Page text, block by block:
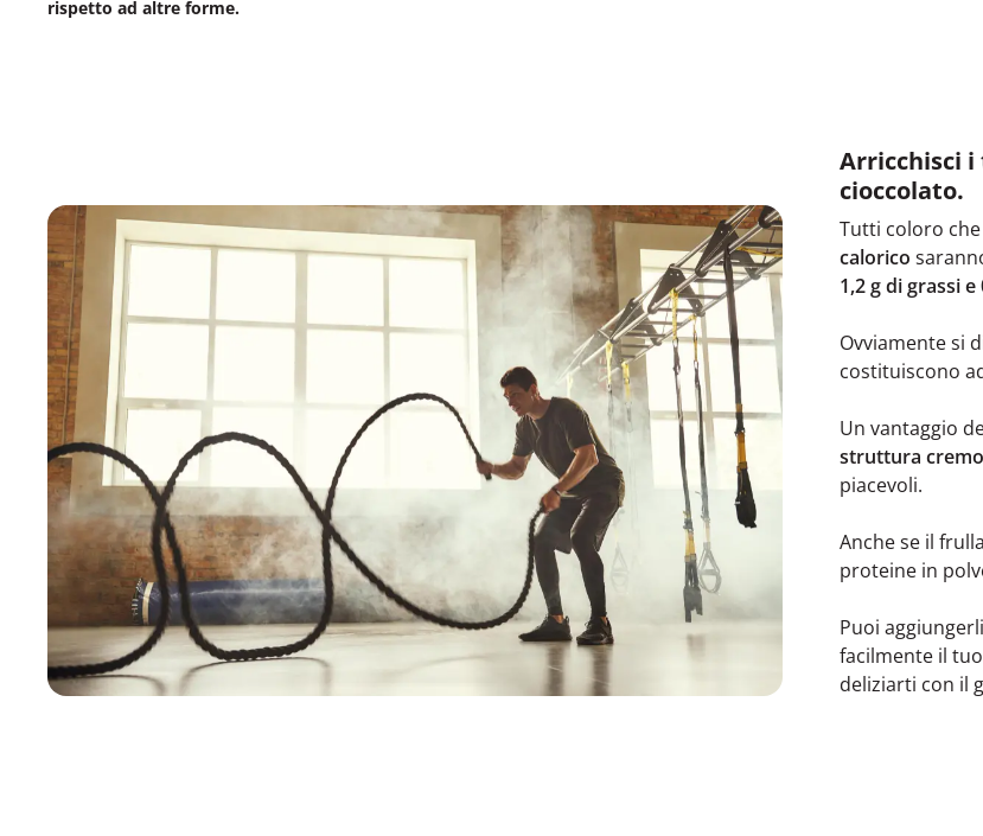
rispetto ad altre forme.
Arricchisci
cioccolato.
Tutti coloro
calorico
1,2 g di grassi
Ovviamente si
costituiscono
Un vantaggio
struttura
piacevoli.
Anche se il
proteine in
Puoi
facilmente il
deliziarti con il